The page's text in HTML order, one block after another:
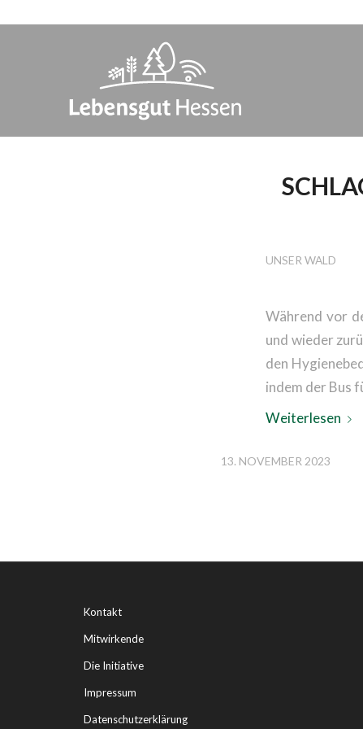
UNSER WALD
Während vor
und wieder
den
indem der Bus
Weiterlesen
13. NOVEMBER 2023
Kontakt
Mitwirkende
Die Initiative
Impressum
Datenschutzerklärung